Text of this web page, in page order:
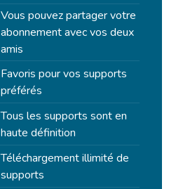
Vous pouvez partager votre
abonnement avec vos deux
amis
Favoris pour vos supports
préférés
Tous les supports sont en
haute définition
Téléchargement illimité de
supports